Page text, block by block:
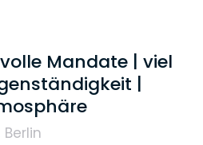
Mandate | viel
|